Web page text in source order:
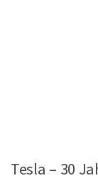
Tesla – 30